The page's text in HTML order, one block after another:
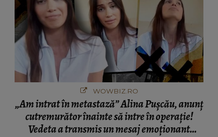
WOWBIZ.RO
„Am intrat în metastază” Alina Pușcău, anunț
cutremurător înainte să intre în operație!
Vedeta a transmis un mesaj emoționant